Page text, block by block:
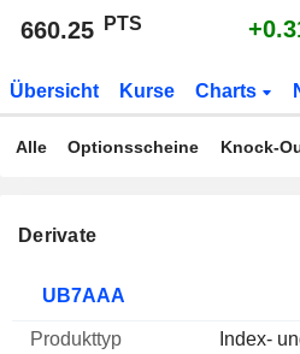
660.25 PTS
Übersicht Kurse Charts
Alle Optionsscheine Knock-
Derivate
WKN Typ Produkttyp
UB7AAA
Index-